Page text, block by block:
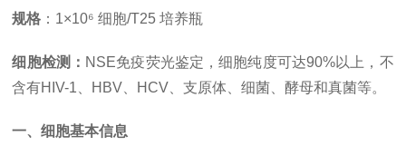
规格 ： 1×10⁶ 细胞/T25 培养瓶
细胞检测： NSE免疫荧光鉴定，细胞纯度可达90%以上，不
含有HIV-1、HBV、HCV、支原体、细菌、酵母和真菌等。
一、细胞基本信息